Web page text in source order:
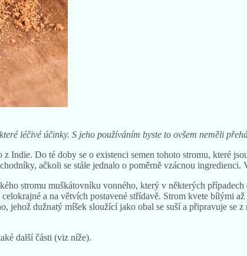
Indie. Do té doby se o existenci semen tohoto stromu, které
stromu muškátovníku vonného, který v některých
a na větvích postavené střídavě. Strom kvete bílými